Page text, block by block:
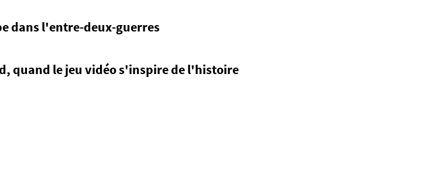
dans l'entre-deux-guerres
quand le jeu vidéo s'inspire de l'histoire